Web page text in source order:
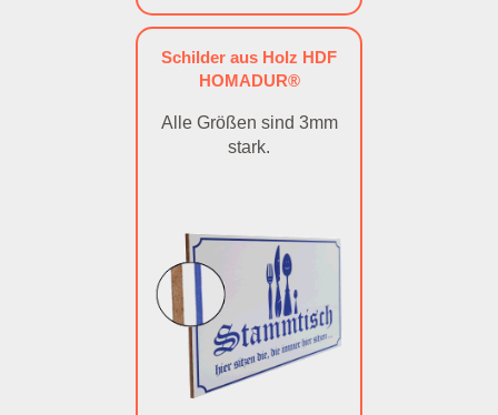
Schilder aus Holz HDF
HOMADUR®
Alle Größen sind 3mm
stark.